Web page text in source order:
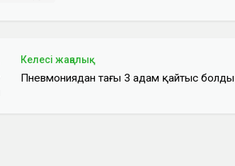
Келесі жаңалық
Пневмониядан тағы 3 адам қайтыс болды